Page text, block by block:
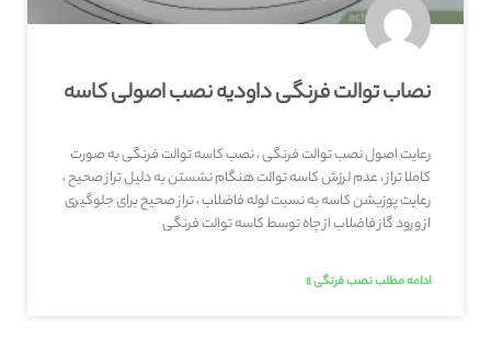
نصاب توالت فرنگی داودیه نصب اصولی کاسه
رعایت اصول نصب توالت فرنگی ، نصب کاسه توالت فرنگی به صورت
کاملا تراز ، عدم لرزش کاسه توالت هنگام نشستن به دلیل تراز صحیح ،
رعایت پوزیشن کاسه به نسبت لوله فاضلاب ، تراز صحیح برای جلوگیری
از ورود گاز فاضلاب از چاه توسط کاسه توالت فرنگی
ادامه مطلب نصب فرنگی »